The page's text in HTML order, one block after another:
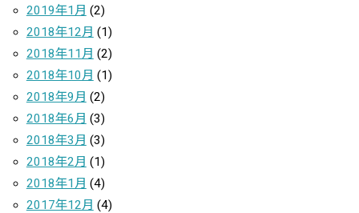
2019年1月 (2)
2018年12月 (1)
2018年11月 (2)
2018年10月 (1)
2018年9月 (2)
2018年6月 (3)
2018年3月 (3)
2018年2月 (1)
2018年1月 (4)
2017年12月 (4)